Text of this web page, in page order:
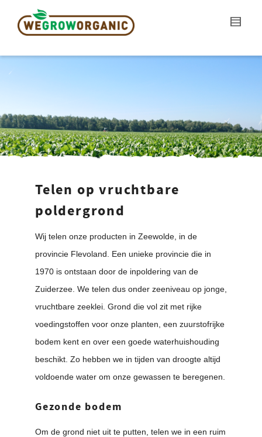
Telen op vruchtbare
poldergrond
Wij telen onze producten in Zeewolde, in de
provincie Flevoland. Een unieke provincie die in
1970 is ontstaan door de inpoldering van de
Zuiderzee. We telen dus onder zeeniveau op jonge,
vruchtbare zeeklei. Grond die vol zit met rijke
voedingstoffen voor onze planten, een zuurstofrijke
bodem kent en over een goede waterhuishouding
beschikt. Zo hebben we in tijden van droogte altijd
voldoende water om onze gewassen te beregenen.
Gezonde bodem
Om de grond niet uit te putten, telen we in een ruim